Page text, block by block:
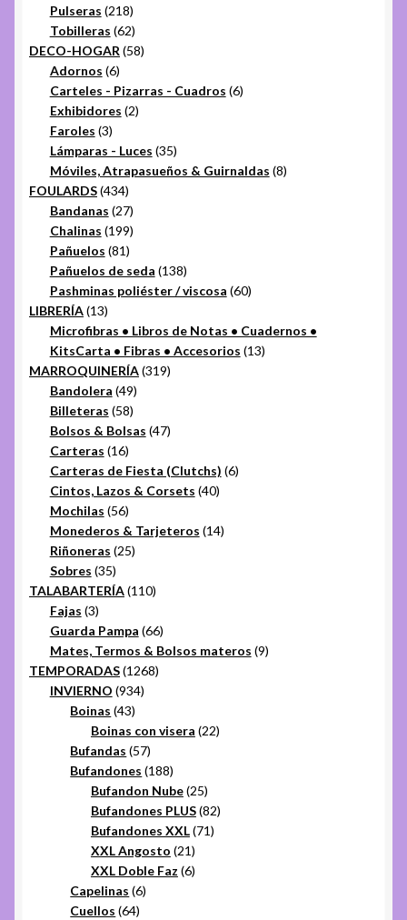
Pulseras 218218
productos
Tobilleras 6262
productos
DECO-HOGAR 5858
Adornos 66
productos
Carteles - Pizarras - Cuadros 66
Exhibidores 22
Faroles 33
productos
Lámparas - Luces 3535
productos
Móviles, Atrapasueños & Guirnaldas 88
FOULARDS 434434
productos
Bandanas 2727
productos
Chalinas 199199
productos
Pañuelos 8181
productos
Pañuelos de seda 138138
productos
Pashminas poliéster / viscosa 6060
LIBRERÍA 1313
productos
Microfibras • Libros de Notas • Cuadernos •
KitsCarta • Fibras • Accesorios 1313
MARROQUINERÍA 319319
Bandolera 4949
productos
Billeteras 5858
productos
Bolsos & Bolsas 4747
Carteras 1616
productos
Carteras de Fiesta (Clutchs) 66
Cintos, Lazos & Corsets 4040
Mochilas 5656
productos
Monederos & Tarjeteros 1414
Riñoneras 2525
Sobres 3535
productos
TALABARTERÍA 110110
Fajas 33
productos
Guarda Pampa 6666
productos
Mates, Termos & Bolsos materos 99
TEMPORADAS 12681268
INVIERNO 934934
Boinas 4343
productos
Boinas con visera 2222
Bufandas 5757
productos
Bufandones 188188
productos
Bufandon Nube 2525
productos
Bufandones PLUS 8282
Bufandones XXL 7171
XXL Angosto 2121
productos
XXL Doble Faz 66
Capelinas 66
Cuellos 6464